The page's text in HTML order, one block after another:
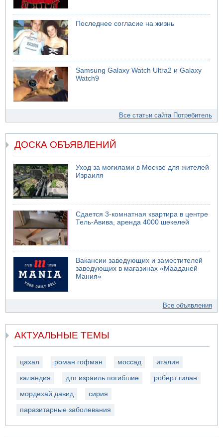
Последнее согласие на жизнь
Samsung Galaxy Watch Ultra2 и Galaxy
Watch9
Все статьи сайта Потребитель
ДОСКА ОБЪЯВЛЕНИЙ
Уход за могилами в Москве для жителей
Израиля
Сдается 3-комнатная квартира в центре
Тель-Авива, аренда 4000 шекелей
Вакансии заведующих и заместителей
заведующих в магазинах «Мааданей
Мания»
Все объявления
АКТУАЛЬНЫЕ ТЕМЫ
цахал роман гофман моссад италия
каландия дтп израиль погибшие роберт гилан
мордехай давид сирия
паразитарные заболевания